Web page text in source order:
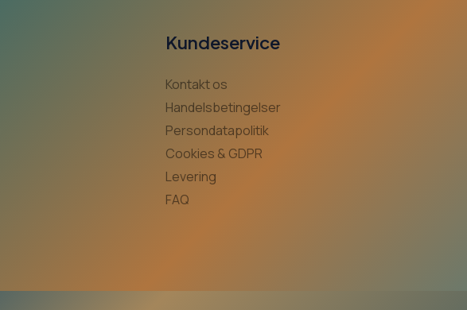
Kundeservice
Kontakt os
Handelsbetingelser
Persondatapolitik
Cookies & GDPR
Levering
FAQ